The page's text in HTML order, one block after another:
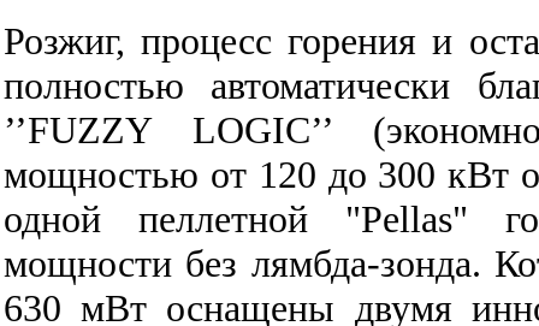
Розжиг, процесс горения и
полностью автоматически
’’FUZZY LOGIC’’
мощностью от 120 до 300 кВт
одной пеллетной "Pellas"
мощности без лямбда-зонда.
630 мВт оснащены двумя